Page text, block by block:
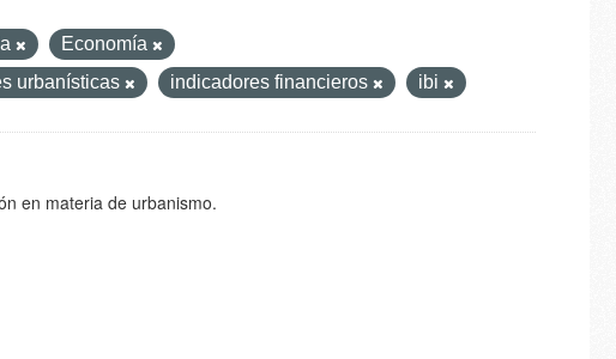
Economía
urbanísticas indicadores financieros ibi
en materia de urbanismo.